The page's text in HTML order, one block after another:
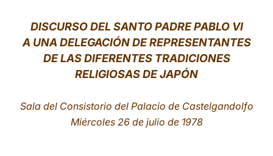
中文
LATINE
DISCURSO DEL SANTO PADRE PABLO VI
A UNA DELEGACIÓN DE REPRESENTANTES
DE LAS DIFERENTES TRADICIONES
RELIGIOSAS DE JAPÓN
Sala del Consistorio del Palacio de Castelgandolfo
Miércoles 26 de julio de 1978